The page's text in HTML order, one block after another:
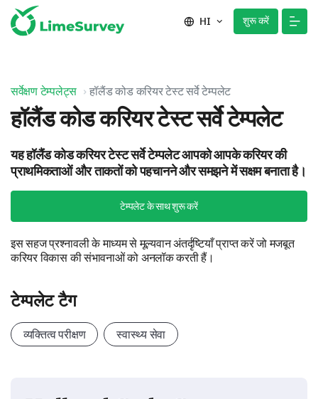
HI शुरू करें
सर्वेक्षण टेम्पलेट्स हॉलैंड कोड करियर टेस्ट सर्वे टेम्पलेट
हॉलैंड कोड करियर टेस्ट सर्वे टेम्पलेट
यह हॉलैंड कोड करियर टेस्ट सर्वे टेम्पलेट आपको आपके करियर की
प्राथमिकताओं और ताकतों को पहचानने और समझने में सक्षम बनाता है।
टेम्पलेट के साथ शुरू करें
इस सहज प्रश्नावली के माध्यम से मूल्यवान अंतर्दृष्टियाँ प्राप्त करें जो मजबूत
करियर विकास की संभावनाओं को अनलॉक करती हैं।
टेम्पलेट टैग
व्यक्तित्व परीक्षण स्वास्थ्य सेवा